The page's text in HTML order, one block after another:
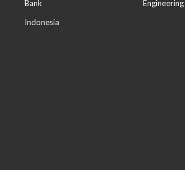
Bank
Indonesia
Engineering